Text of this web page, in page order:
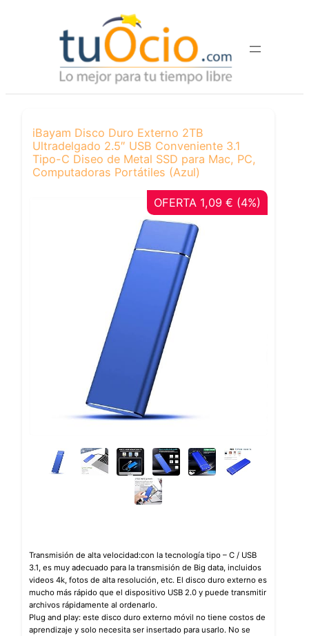
iBayam Disco Duro Externo 2TB
Ultradelgado 2.5″ USB Conveniente 3.1
Tipo-C Diseo de Metal SSD para Mac, PC,
Computadoras Portátiles (Azul)
OFERTA 1,09 € (4%)
Transmisión de alta velocidad:con la tecnología tipo – C / USB
3.1, es muy adecuado para la transmisión de Big data, incluidos
videos 4k, fotos de alta resolución, etc. El disco duro externo es
mucho más rápido que el dispositivo USB 2.0 y puede transmitir
archivos rápidamente al ordenarlo.
Plug and play: este disco duro externo móvil no tiene costos de
aprendizaje y solo necesita ser insertado para usarlo. No se